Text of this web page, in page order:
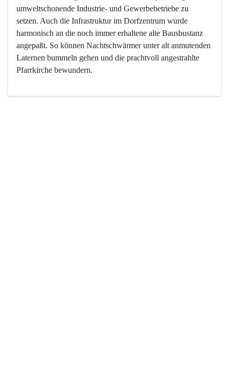
umweltschonende Industrie- und Gewerbebetriebe zu
setzen. Auch die Infrastruktur im Dorfzentrum wurde
harmonisch an die noch immer erhaltene alte Bausbustanz
angepaßt. So können Nachtschwärmer unter alt anmutenden
Laternen bummeln gehen und die prachtvoll angestrahlte
Pfarrkirche bewundern.
Der Weinbau dominert heute nicht mehr, ist aber integrativer